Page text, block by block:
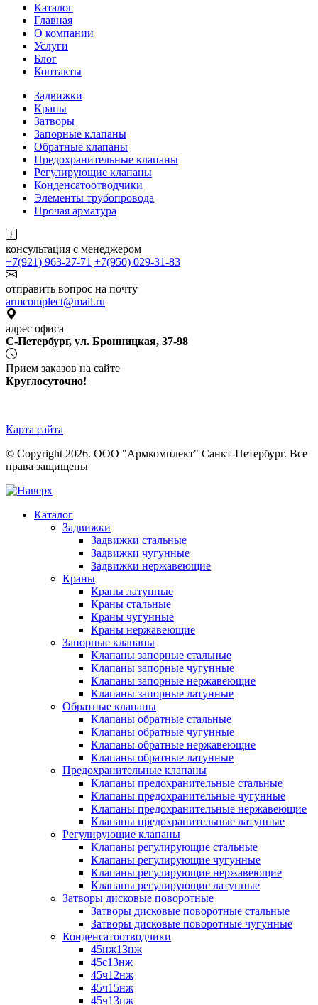
Каталог
Главная
О компании
Услуги
Блог
Контакты
Задвижки
Краны
Затворы
Запорные клапаны
Обратные клапаны
Предохранительные клапаны
Регулирующие клапаны
Конденсатоотводчики
Элементы трубопровода
Прочая арматура
консультация с менеджером
+7(921) 963-27-71 +7(950) 029-31-83
отправить вопрос на почту
armcomplect@mail.ru
адрес офиса
С-Петербург, ул. Бронницкая, 37-98
Прием заказов на сайте
Круглосуточно!
Карта сайта
© Copyright 2026. ООО "Армкомплект" Санкт-Петербург. Все
права защищены
Каталог
Задвижки
Задвижки стальные
Задвижки чугунные
Задвижки нержавеющие
Краны
Краны латунные
Краны стальные
Краны чугунные
Краны нержавеющие
Запорные клапаны
Клапаны запорные стальные
Клапаны запорные чугунные
Клапаны запорные нержавеющие
Клапаны запорные латунные
Обратные клапаны
Клапаны обратные стальные
Клапаны обратные чугунные
Клапаны обратные нержавеющие
Клапаны обратные латунные
Предохранительные клапаны
Клапаны предохранительные стальные
Клапаны предохранительные чугунные
Клапаны предохранительные нержавеющие
Клапаны предохранительные латунные
Регулирующие клапаны
Клапаны регулирующие стальные
Клапаны регулирующие чугунные
Клапаны регулирующие нержавеющие
Клапаны регулирующие латунные
Затворы дисковые поворотные
Затворы дисковые поворотные стальные
Затворы дисковые поворотные чугунные
Конденсатоотводчики
45нж13нж
45с13нж
45ч12нж
45ч15нж
45ч13нж